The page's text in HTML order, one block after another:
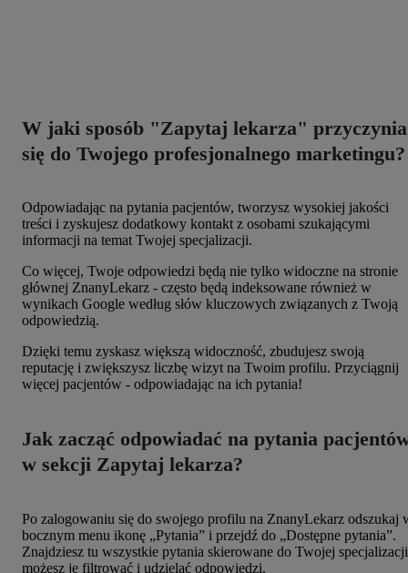
W jaki sposób "Zapytaj lekarza" przyczynia
się do Twojego profesjonalnego marketingu?
Odpowiadając na pytania pacjentów, tworzysz wysokiej jakości
treści i zyskujesz dodatkowy kontakt z osobami szukającymi
informacji na temat Twojej specjalizacji.
Co więcej, Twoje odpowiedzi będą nie tylko widoczne na stronie
głównej ZnanyLekarz - często będą indeksowane również w
wynikach Google według słów kluczowych związanych z Twoją
odpowiedzią.
Dzięki temu zyskasz większą widoczność, zbudujesz swoją
reputację i zwiększysz liczbę wizyt na Twoim profilu. Przyciągnij
więcej pacjentów - odpowiadając na ich pytania!
Jak zacząć odpowiadać na pytania
w sekcji Zapytaj lekarza?
Po zalogowaniu się do swojego profilu na ZnanyLekarz odszukaj
bocznym menu ikonę „Pytania” i przejdź do „Dostępne pytania”.
Znajdziesz tu wszystkie pytania skierowane do Twojej
możesz je filtrować i udzielać odpowiedzi.